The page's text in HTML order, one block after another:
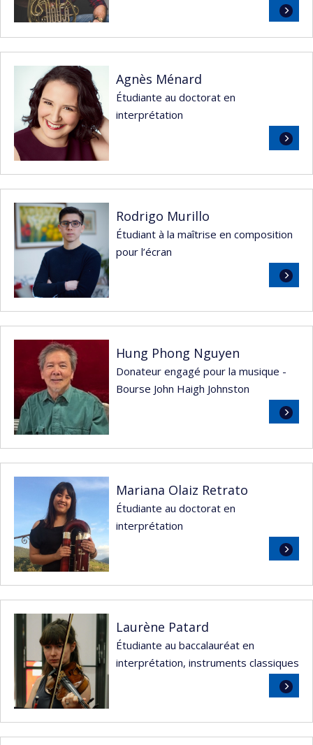
Lire
la
Agnès Ménard
Étudiante au doctorat en
interprétation
Lire
la
suite
Rodrigo Murillo
Étudiant à la maîtrise en composition
pour l’écran
Lire
la
suite
Hung Phong Nguyen
Donateur engagé pour la musique -
Bourse John Haigh Johnston
Lire
la
suite
Mariana Olaiz Retrato
Étudiante au doctorat en
interprétation
Lire
la
suite
Laurène Patard
Étudiante au baccalauréat en
interprétation, instruments classiques
Lire
la
suite